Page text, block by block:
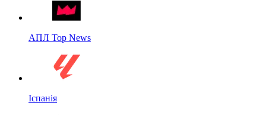
АПЛ Top News
Іспанія